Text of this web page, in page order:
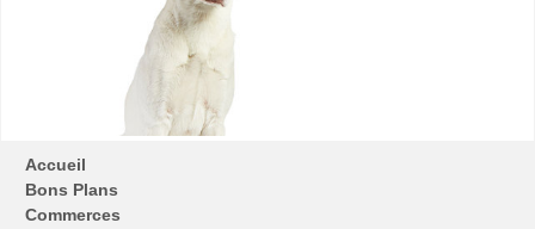
Accueil
Bons Plans
Commerces